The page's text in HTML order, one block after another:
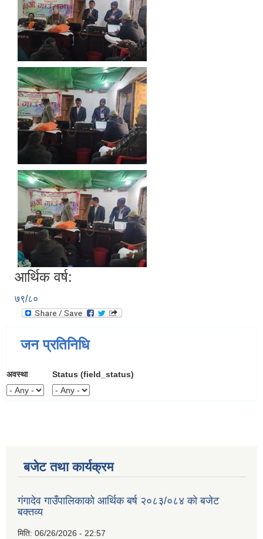
आर्थिक वर्ष:
७९/८०
जन प्रतिनिधि
अवस्था Status (field_status)
बजेट तथा कार्यक्रम
गंगादेव गाउँपालिकाको आर्थिक बर्ष २०८३/०८४ को बजेट
बक्तव्य
मिति: 06/26/2026 - 22:57